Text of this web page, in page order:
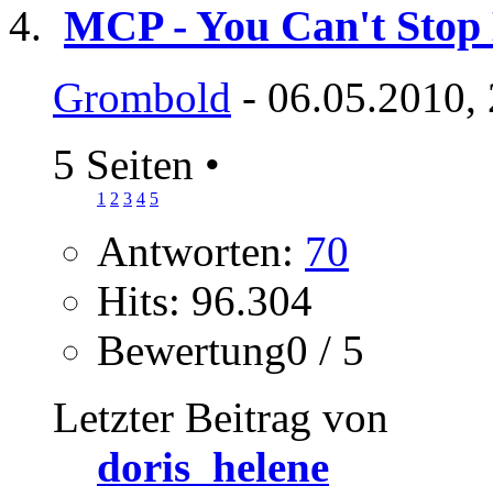
MCP - You Can't Stop
Grombold - 06.05.2010,
5 Seiten •
1 2 3 4 5
Antworten: 70
Hits: 96.304
Bewertung0 / 5
Letzter Beitrag von
doris_helene